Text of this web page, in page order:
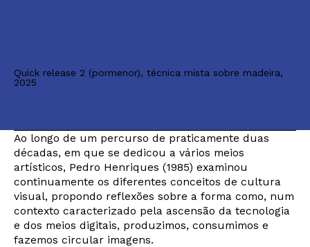
Quick release 2 (pormenor), técnica mista sobre madeira,
2025
Ao longo de um percurso de praticamente duas
décadas, em que se dedicou a vários meios
artísticos, Pedro Henriques (1985) examinou
continuamente os diferentes conceitos de cultura
visual, propondo reflexões sobre a forma como, num
contexto caracterizado pela ascensão da tecnologia
e dos meios digitais, produzimos, consumimos e
fazemos circular imagens.